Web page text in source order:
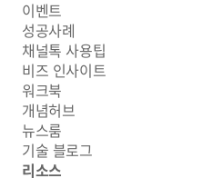
이벤트
성공사례
채널톡 사용팁
비즈 인사이트
워크북
개념허브
뉴스룸
기술 블로그
리소스